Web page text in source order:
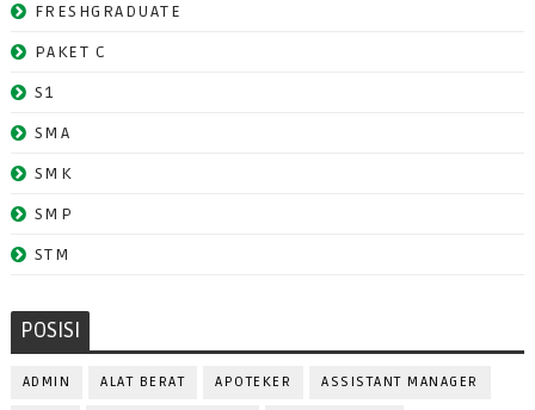
FRESHGRADUATE
PAKET C
S1
SMA
SMK
SMP
STM
POSISI
ADMIN ALAT BERAT APOTEKER ASSISTANT MANAGER